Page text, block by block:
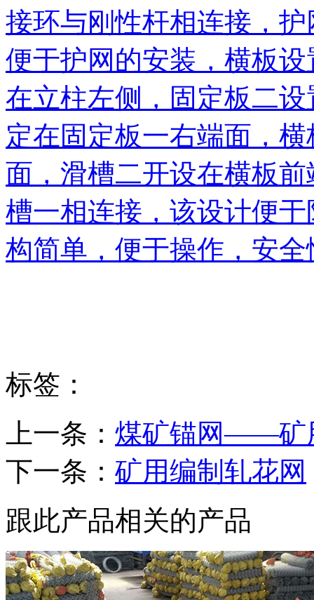
接环与刚性杆相连接，
便于护网的安装，横板
在立柱左侧，固定板二
定在固定板一右端面，
面，滑槽二开设在横板
槽一相连接，该设计便
构简单，便于操作，安
标签：
上一条： 煤矿锚网——矿
下一条： 矿用编制轧花网
跟此产品相关的产品